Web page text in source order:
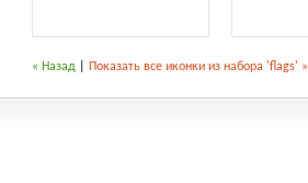
« Назад Показать все иконки из набора 'flags' »